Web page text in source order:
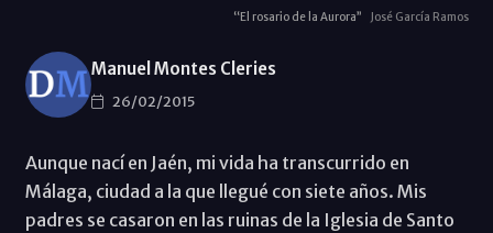
“El rosario de la Aurora” José García Ramos
Manuel Montes Cleries
26/02/2015
Aunque nací en Jaén, mi vida ha transcurrido en
Málaga, ciudad a la que llegué con siete años. Mis
padres se casaron en las ruinas de la Iglesia de Santo